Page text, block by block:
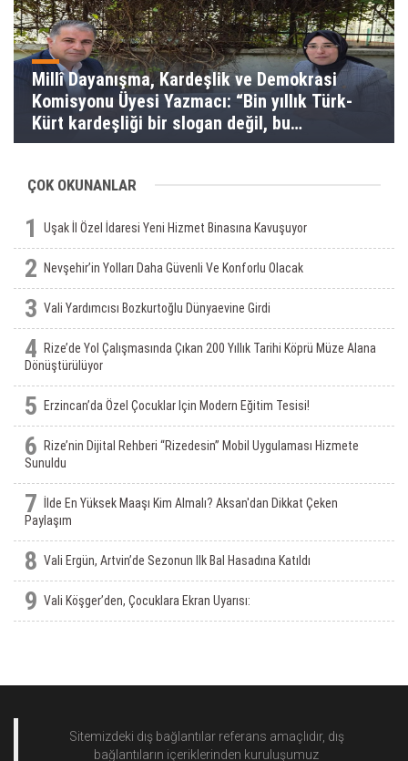
Millî Dayanışma, Kardeşlik ve Demokrasi
Komisyonu Üyesi Yazmacı: “Bin yıllık Türk-
Kürt kardeşliği bir slogan değil, bu
toprakların gerçeğidir”
ÇOK OKUNANLAR
1 Uşak İl Özel İdaresi Yeni Hizmet Binasına Kavuşuyor
2 Nevşehir’in Yolları Daha Güvenli Ve Konforlu Olacak
3 Vali Yardımcısı Bozkurtoğlu Dünyaevine Girdi
4
Rize’de Yol Çalışmasında Çıkan 200 Yıllık Tarihi Köprü Müze Alana
Dönüştürülüyor
5 Erzincan’da Özel Çocuklar Için Modern Eğitim Tesisi!
6
Rize’nin Dijital Rehberi “Rizedesin” Mobil Uygulaması Hizmete
Sunuldu
7
İlde En Yüksek Maaşı Kim Almalı? Aksan'dan Dikkat Çeken
Paylaşım
8 Vali Ergün, Artvin’de Sezonun Ilk Bal Hasadına Katıldı
9 Vali Köşger’den, Çocuklara Ekran Uyarısı:
Sitemizdeki dış bağlantılar referans amaçlıdır, dış
bağlantıların içeriklerinden kuruluşumuz